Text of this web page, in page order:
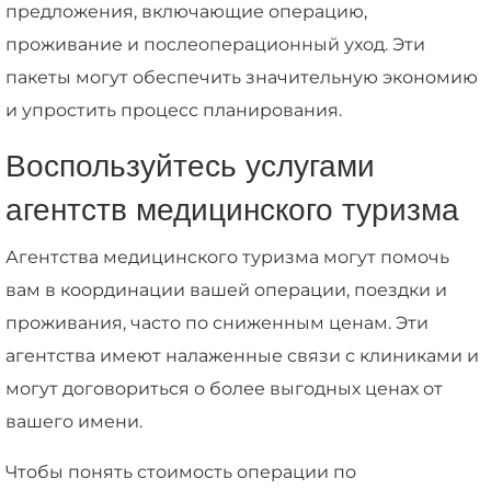
предложения, включающие операцию,
проживание и послеоперационный уход. Эти
пакеты могут обеспечить значительную экономию
и упростить процесс планирования.
Воспользуйтесь услугами
агентств медицинского туризма
Агентства медицинского туризма могут помочь
вам в координации вашей операции, поездки и
проживания, часто по сниженным ценам. Эти
агентства имеют налаженные связи с клиниками и
могут договориться о более выгодных ценах от
вашего имени.
Чтобы понять стоимость операции по